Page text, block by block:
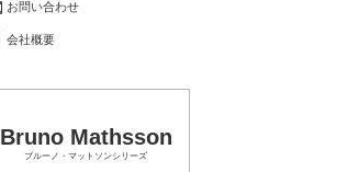
お問い合わせ
会社概要
Bruno Mathsson
ブルーノ・マットソンシリーズ